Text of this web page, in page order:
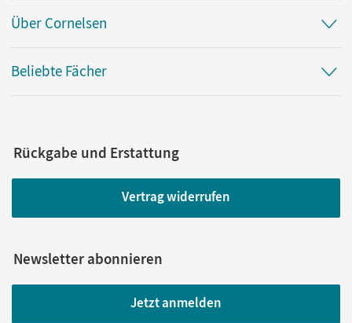
Über Cornelsen
Beliebte Fächer
Rückgabe und Erstattung
Vertrag widerrufen
Newsletter abonnieren
Jetzt anmelden